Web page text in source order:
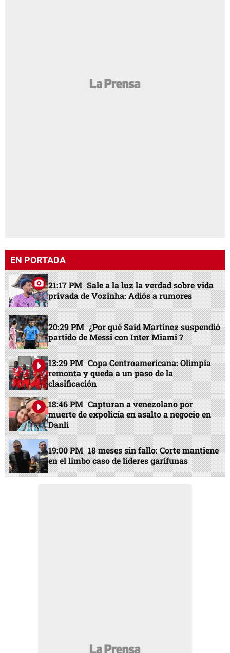
EN PORTADA
21:17 PM Sale a la luz la verdad sobre vida
privada de Vozinha: Adiós a rumores
20:29 PM ¿Por qué Said Martínez suspendió
partido de Messi con Inter Miami ?
13:29 PM Copa Centroamericana: Olimpia
remonta y queda a un paso de la
clasificación
18:46 PM Capturan a venezolano por
muerte de expolicía en asalto a negocio en
Danlí
19:00 PM 18 meses sin fallo: Corte mantiene
en el limbo caso de líderes garífunas